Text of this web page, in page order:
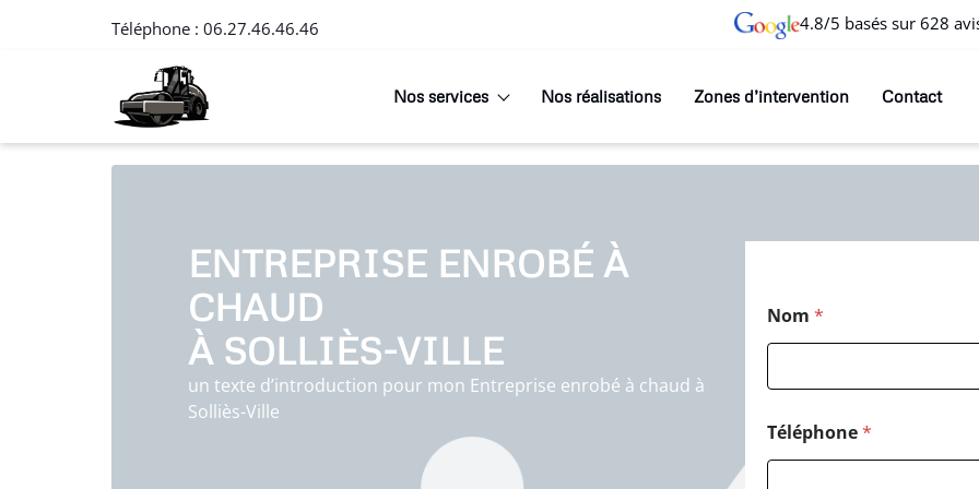
Téléphone : 06.27.46.46.46 4.8/5 basés sur 628
Nos services Nos réalisations Zones d’intervention Contact
ENTREPRISE ENROBÉ À
CHAUD
À SOLLIÈS-VILLE
un texte d’introduction pour mon Entreprise enrobé à chaud à
Solliès-Ville
Nom *
Téléphone*